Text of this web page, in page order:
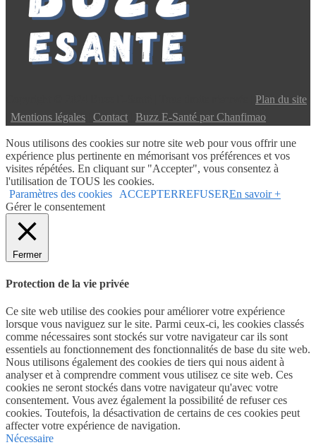
Plan du site
Mentions légales Contact Buzz E-Santé par Chanfimao
Nous utilisons des cookies sur notre site web pour vous offrir une
expérience plus pertinente en mémorisant vos préférences et vos
visites répétées. En cliquant sur "Accepter", vous consentez à
l'utilisation de TOUS les cookies.
Paramètres des cookies ACCEPTERREFUSEREn savoir +
Gérer le consentement
Fermer
Protection de la vie privée
Ce site web utilise des cookies pour améliorer votre expérience
lorsque vous naviguez sur le site. Parmi ceux-ci, les cookies classés
comme nécessaires sont stockés sur votre navigateur car ils sont
essentiels au fonctionnement des fonctionnalités de base du site web.
Nous utilisons également des cookies de tiers qui nous aident à
analyser et à comprendre comment vous utilisez ce site web. Ces
cookies ne seront stockés dans votre navigateur qu'avec votre
consentement. Vous avez également la possibilité de refuser ces
cookies. Toutefois, la désactivation de certains de ces cookies peut
affecter votre expérience de navigation.
Nécessaire